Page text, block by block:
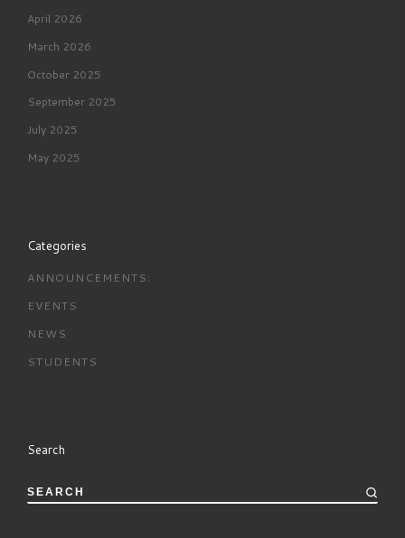
April 2026
March 2026
October 2025
September 2025
July 2025
May 2025
Categories
ANNOUNCEMENTS:
EVENTS
NEWS
STUDENTS
Search
SEARCH